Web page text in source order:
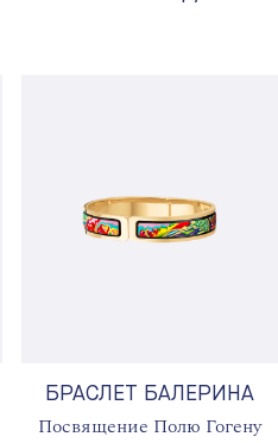
БРАСЛЕТ БАЛЕРИНА
Посвящение Полю Гогену